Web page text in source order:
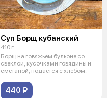
Суп Борщ кубанский
410 г
Борщ на говяжьем бульоне со
свеклои, кусочками говядины и
сметаной, подается с хлебом.
440 ₽